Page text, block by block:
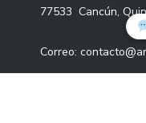
77533 Cancún,
Correo: